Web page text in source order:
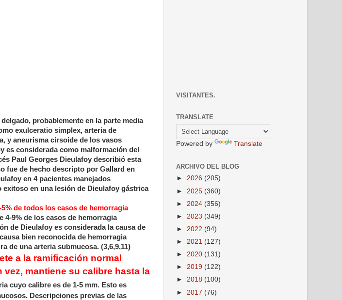
probablemente en la parte media
exulceratio simplex, arteria de
y aneurisma cirsoide de los vasos
es considerada como malformación del
Paul Georges Dieulafoy describió esta
fue de hecho descripto por Gallard en
en 4 pacientes manejados
en una lesión de Dieulafoy gástrica
de todos los casos de hemorragia
4-9% de los casos de hemorragia
de Dieulafoy es considerada la causa de
bien reconocida de hemorragia
de una arteria submucosa. (3,6,9,11)
a la ramificación normal
mantiene su calibre hasta la
cuyo calibre es de 1-5 mm. Esto es
Descripciones previas de las
VISITANTES.
TRANSLATE
Powered by Translate
ARCHIVO DEL BLOG
► 2026 (205)
► 2025 (360)
► 2024 (356)
► 2023 (349)
► 2022 (94)
► 2021 (127)
► 2020 (131)
► 2019 (122)
► 2018 (100)
► 2017 (76)